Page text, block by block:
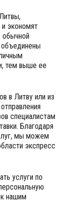
экономят
обычной
тем выше ее
в Литву или из
специалистам
Благодаря
мы можем
экспресс
услуги по
нашим